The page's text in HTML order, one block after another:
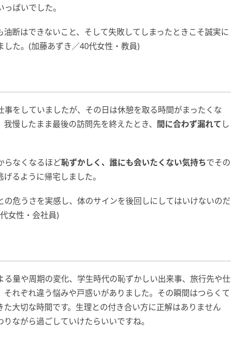
ぱいでした。
断はできないこと、そして失敗してしまったときこそ誠実に
た。(加藤あずき／40代女性・教員)
をしていましたが、その日は休憩を取る時間がまったくな
慢したまま最後の訪問先を終えたとき、 間に合わず漏れてし
らなくなるほど恥ずかしく、誰にも会いたくない気持ちでその
るように帰宅しました。
の危うさを実感し、体のサインを後回しにしてはいけないのだ
女性・会社員)
量や周期の変化、学生時代の恥ずかしい出来事、旅行先や仕
れぞれ違う悩みや戸惑いがありました。その瞬間はつらくて
大切な時間です。生理との付き合い方に正解はありません
ながら過ごしていけたらいいですね。